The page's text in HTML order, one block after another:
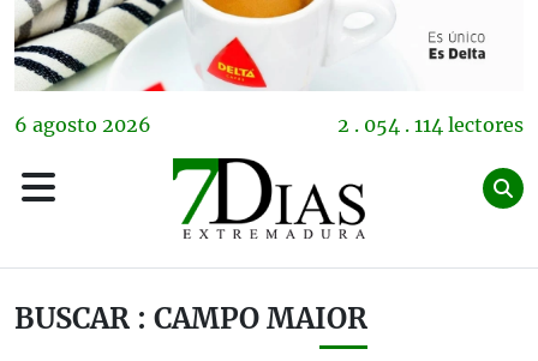
6 agosto 2026 2 . 054 . 114 lectores
BUSCAR : CAMPO MAIOR